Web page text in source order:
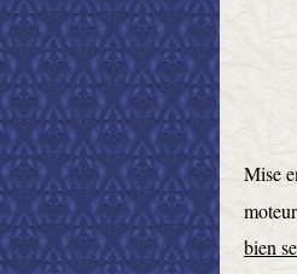
Mise
bien